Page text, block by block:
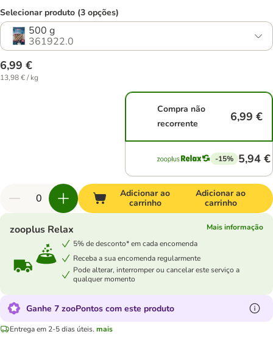
Selecionar produto (3 opções)
500 g
361922.0
6,99 €
13,98 € / kg
Compra não
recorrente
6,99 €
-15% 5,94 €
Adicionar ao
carrinho
Adicionar ao
carrinho
zooplus Relax
Mais informação
5% de desconto* em cada encomenda
Receba a sua encomenda regularmente
Pode alterar, interromper ou cancelar este serviço a
qualquer momento
Ganhe 7 zooPontos com este produto
Entrega em 2-5 dias úteis. mais